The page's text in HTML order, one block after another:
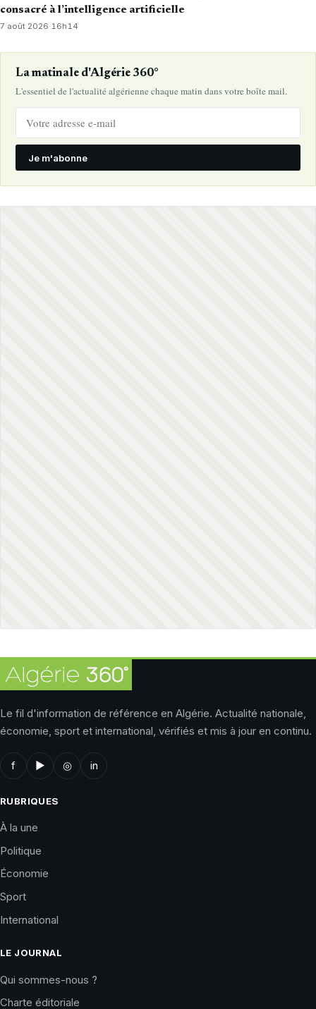
consacré à l’intelligence artificielle
7 août 2026· 16h14
La matinale d'Algérie 360°
L'essentiel de l'actualité algérienne chaque matin dans votre boîte mail.
Je m'abonne
Le fil d'information de référence en Algérie. Actualité nationale,
économie, sport et international, vérifiés et mis à jour en continu.
f ▶ ◎ in
RUBRIQUES
À la une
Politique
Économie
Sport
International
LE JOURNAL
Qui sommes-nous ?
Charte éditoriale